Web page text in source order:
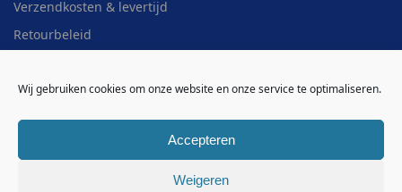
Wij gebruiken cookies om onze website en onze service te optimaliseren.
Accepteren
Weigeren
Verzendkosten & levertijd
Retourbeleid
Contact / FAQ
Overzicht
HULP NODIG?